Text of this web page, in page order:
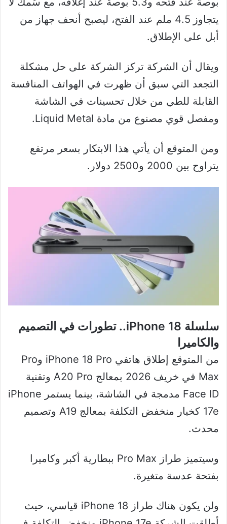
يتجاوز 4.5 ملم عند الفتح، ليصبح أنحف جهاز من
أبل على الإطلاق.
ويقال أن الشركة تركز الشركة على حل مشكلة
التجعد التي سبق أن ظهرت في الهواتف المنافسة
القابلة للطي من خلال تحسينات في الشاشة
ومفصل قوي مصنوع من مادة Liquid Metal.
ومن المتوقع أن يأتي هذا الابتكار بسعر مرتفع
يتراوح بين 2000 و2500 دولار.
سلسلة iPhone 18.. تطورات في التصميم
والكاميرا
من المتوقع إطلاق هاتفي iPhone 18 Pro وPro
Max في خريف 2026 بمعالج A20 Pro وتقنية
Face ID مدمجة في الشاشة، بينما يستمر iPhone
17e كخيار منخفض التكلفة بمعالج A19 وتصميم
محدث.
وسيتميز طراز Pro Max ببطارية أكبر وكاميرا
بفتحة عدسة متغيرة.
ولن يكون هناك طراز iPhone 18 قياسي، حيث